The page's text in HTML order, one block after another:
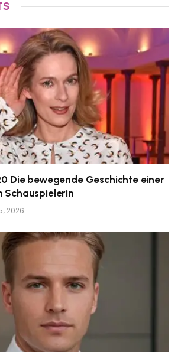
Die bewegende Geschichte einer
Schauspielerin
2026